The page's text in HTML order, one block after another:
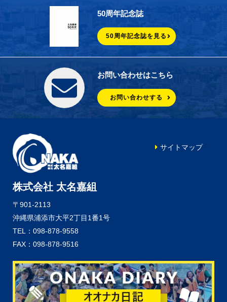
50周年記念誌
50周年記念誌を見る
お問い合わせはこちら
お問い合わせする
株式会社 太名嘉組
〒901-2113
沖縄県浦添市大平2丁目1番1号
TEL：098-878-9558
FAX：098-878-9516
サイトマップ